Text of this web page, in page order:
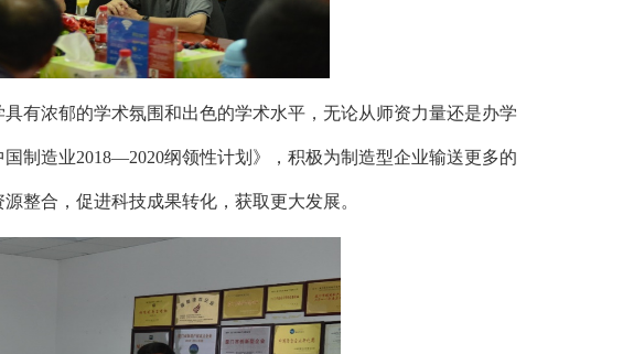
有浓郁的学术氛围和出色的学术水平，无论从师资力量还是办学
制造业2018—2020纲领性计划》，积极为制造型企业输送更多的
整合，促进科技成果转化，获取更大发展。